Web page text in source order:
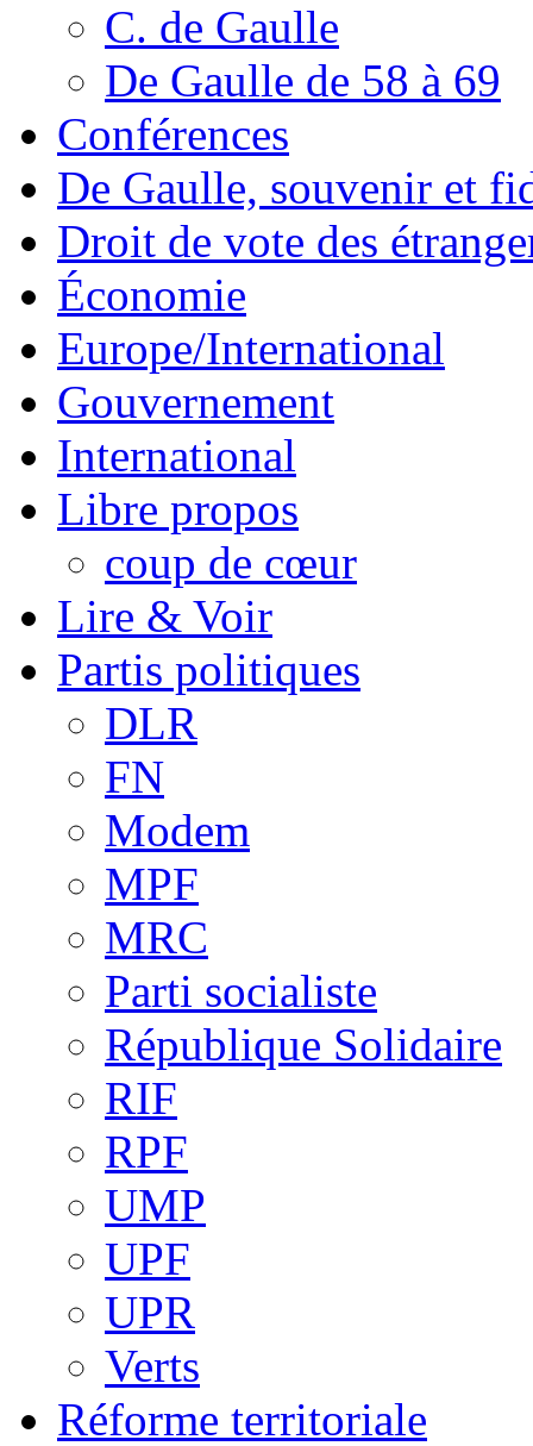
C. de Gaulle
De Gaulle de 58 à 69
Conférences
De Gaulle, souvenir et
Droit de vote des
Économie
Europe/International
Gouvernement
International
Libre propos
coup de cœur
Lire & Voir
Partis politiques
DLR
FN
Modem
MPF
MRC
Parti socialiste
République Solidaire
RIF
RPF
UMP
UPF
UPR
Verts
Réforme territoriale